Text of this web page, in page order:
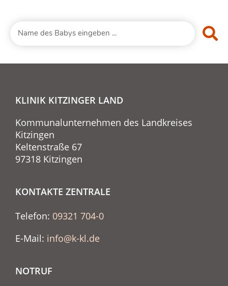
KLINIK KITZINGER LAND
Kommunalunternehmen des Landkreises
Kitzingen
Keltenstraße 67
97318 Kitzingen
KONTAKTE ZENTRALE
Telefon: 09321 704-0
E-Mail: info@k-kl.de
NOTRUF